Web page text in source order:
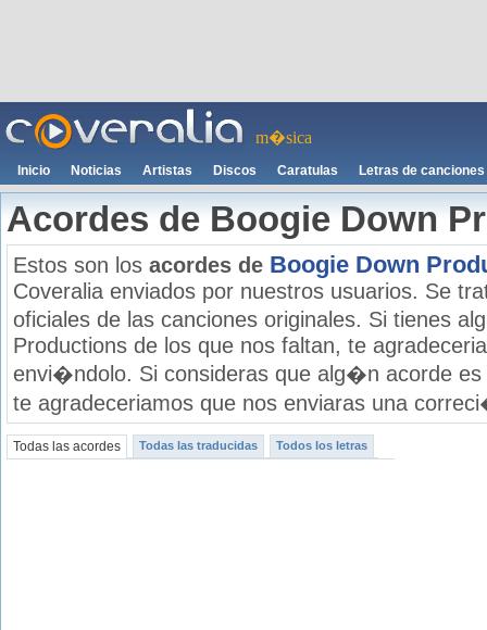
m�sica
Inicio Noticias Artistas Discos Caratulas Letras de canciones
Acordes de Boogie Down
Estos son los acordes de Boogie Down
Coveralia enviados por nuestros usuarios. Se
oficiales de las canciones originales. Si tienes
Productions de los que nos faltan, te
envi�ndolo. Si consideras que alg�n acorde es
te agradeceriamos que nos enviaras una
Todas las acordes Todas las traducidas Todos los letras